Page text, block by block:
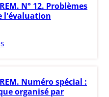
N° 12. Problèmes
l'évaluation
Numéro spécial :
organisé par